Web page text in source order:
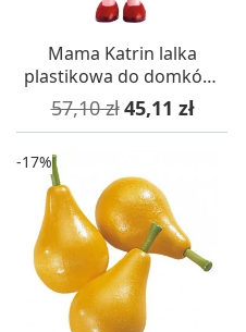
Mama Katrin lalka
plastikowa do domków,
Haba
Cena podstawowa
57,10 zł Cena
45,11 zł
-17%